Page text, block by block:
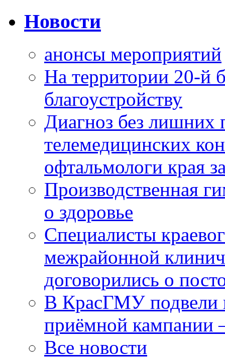
Новости
анонсы мероприятий
На территории 20-й
благоустройству
Диагноз без лишних
телемедицинских
офтальмологи края
Производственная
о здоровье
Специалисты
межрайонной
договорились о
В КрасГМУ подвели
приёмной кампании
Все новости